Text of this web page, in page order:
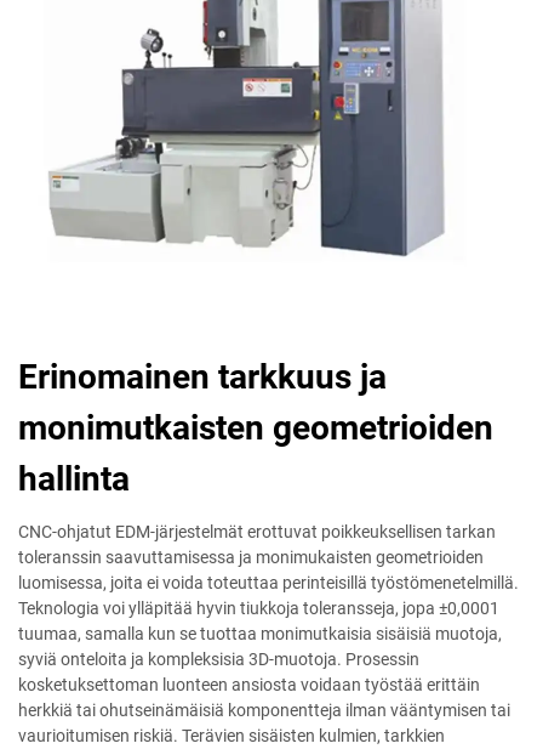
Erinomainen tarkkuus ja
monimutkaisten geometrioiden
hallinta
CNC-ohjatut EDM-järjestelmät erottuvat poikkeuksellisen tarkan
toleranssin saavuttamisessa ja monimukaisten geometrioiden
luomisessa, joita ei voida toteuttaa perinteisillä työstömenetelmillä.
Teknologia voi ylläpitää hyvin tiukkoja toleransseja, jopa ±0,0001
tuumaa, samalla kun se tuottaa monimutkaisia sisäisiä muotoja,
syviä onteloita ja kompleksisia 3D-muotoja. Prosessin
kosketuksettoman luonteen ansiosta voidaan työstää erittäin
herkkiä tai ohutseinämäisiä komponentteja ilman vääntymisen tai
vaurioitumisen riskiä. Terävien sisäisten kulmien, tarkkien